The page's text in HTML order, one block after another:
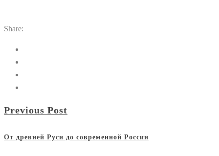
Share:
Previous Post
От древней Руси до современной России